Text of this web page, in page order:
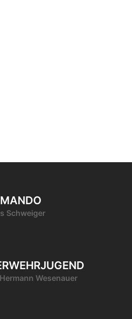
Schweiger
Wesenauer